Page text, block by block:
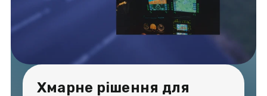
Хмарне рішення для